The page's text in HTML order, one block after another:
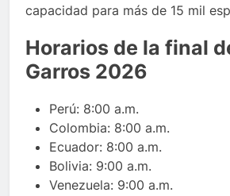
capacidad para más de 15 mil
Horarios de la final
Garros 2026
Perú: 8:00 a.m.
Colombia: 8:00 a.m.
Ecuador: 8:00 a.m.
Bolivia: 9:00 a.m.
Venezuela: 9:00 a.m.